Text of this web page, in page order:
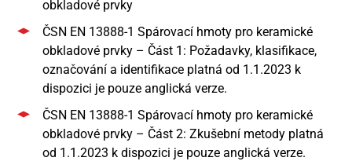
obkladové prvky
ČSN EN 13888-1 Spárovací hmoty pro keramické
obkladové prvky – Část 1: Požadavky, klasifikace,
označování a identifikace platná od 1.1.2023 k
dispozici je pouze anglická verze.
ČSN EN 13888-1 Spárovací hmoty pro keramické
obkladové prvky – Část 2: Zkušební metody platná
od 1.1.2023 k dispozici je pouze anglická verze.